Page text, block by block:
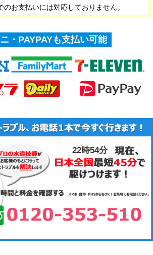
のお支払いには対応しておりません。
・PAYPAYも支払い可能
22時54分